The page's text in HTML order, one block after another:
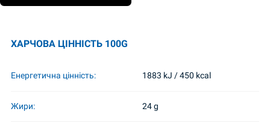
ХАРЧОВА ЦІННІСТЬ 100G
Енергетична цінність: 1883 kJ / 450 kcal
Жири: 24 g